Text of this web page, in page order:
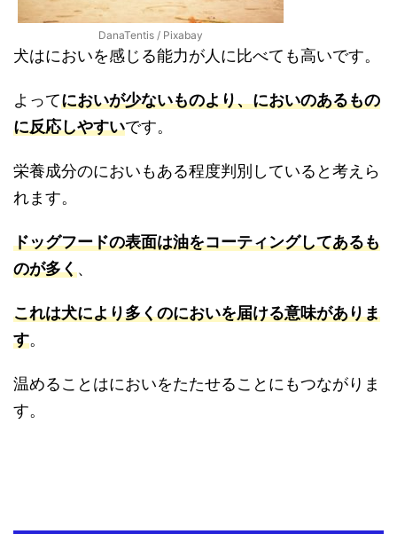
DanaTentis / Pixabay
犬はにおいを感じる能力が人に比べても高いです。
よってにおいが少ないものより、においのあるもの
に反応しやすいです。
栄養成分のにおいもある程度判別していると考えら
れます。
ドッグフードの表面は油をコーティングしてあるも
のが多く、
これは犬により多くのにおいを届ける意味がありま
す。
温めることはにおいをたたせることにもつながりま
す。